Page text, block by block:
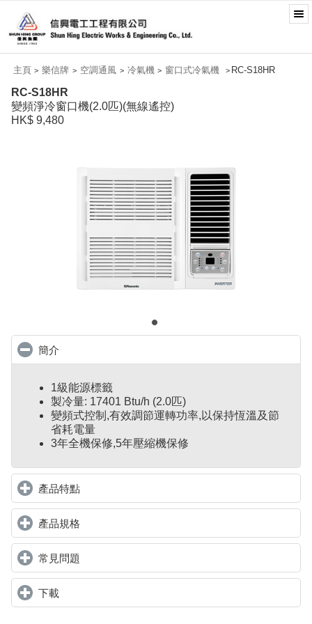
主頁 > 樂信牌 > 空調通風 > 冷氣機 > 窗口式冷氣機 > RC-S18HR
RC-S18HR
變頻淨冷窗口機(2.0匹)(無線遙控)
HK$ 9,480
簡介
1級能源標籤
製冷量: 17401 Btu/h (2.0匹)
變頻式控制 ,有效調節運轉功率,以保持恆溫及節
省耗電量
3年全機保修,5年壓縮機保修
產品特點click to expand contents
產品規格
常見問題
下載click to expand contents